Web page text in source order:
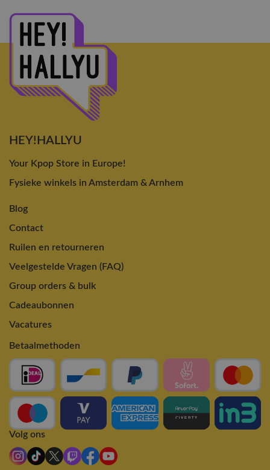
HEY!HALLYU
Your Kpop Store in Europe!
Fysieke winkels in Amsterdam & Arnhem
Blog
Contact
Ruilen en retourneren
Veelgestelde Vragen (FAQ)
Group orders & bulk
Cadeaubonnen
Vacatures
Betaalmethoden
Volg ons